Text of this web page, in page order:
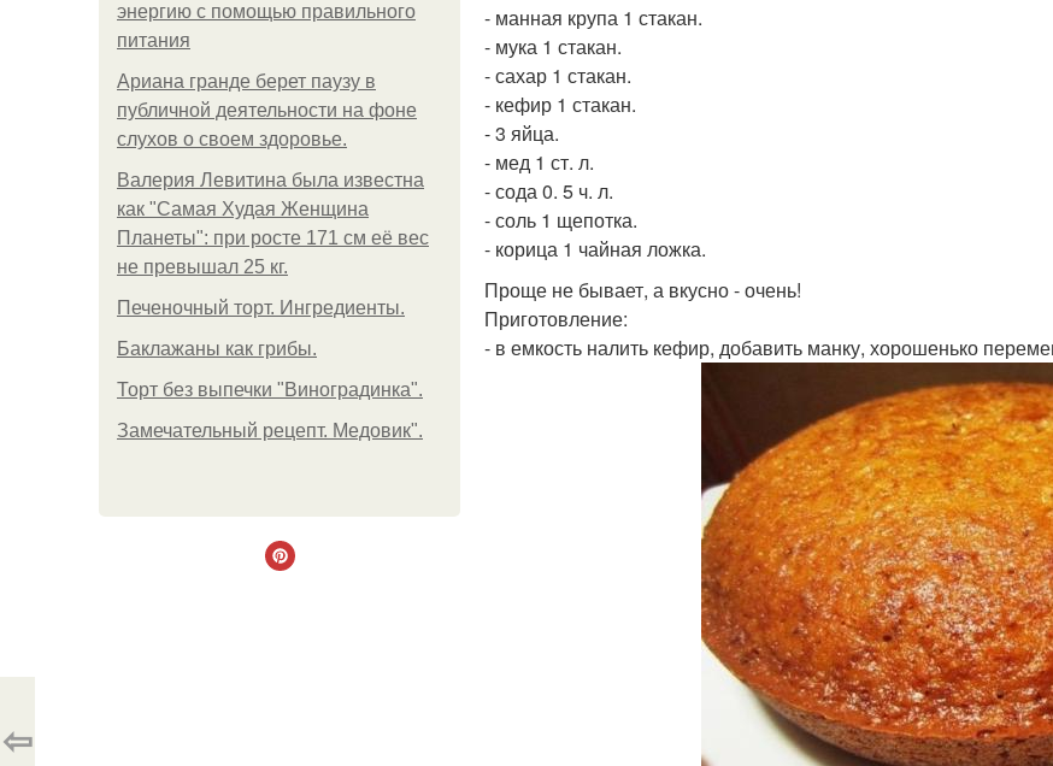
энергию с помощью правильного
питания
Ариана гранде берет паузу в
публичной деятельности на фоне
слухов о своем здоровье.
Валерия Левитина была известна
как "Самая Худая Женщина
Планеты": при росте 171 см её вес
не превышал 25 кг.
Печеночный торт. Ингредиенты.
Баклажаны как грибы.
Торт без выпечки "Виноградинка".
Замечательный рецепт. Медовик".
- манная крупа 1 стакан.
- мука 1 стакан.
- сахар 1 стакан.
- кефир 1 стакан.
- 3 яйца.
- мед 1 ст. л.
- сода 0. 5 ч. л.
- соль 1 щепотка.
- корица 1 чайная ложка.
Проще не бывает, а вкусно - очень!
Приготовление:
- в емкость налить кефир, добавить манку, хорошенько
⇦